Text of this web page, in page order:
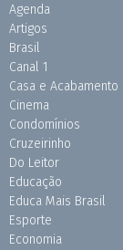
Agenda
Artigos
Brasil
Canal 1
Casa e Acabamento
Cinema
Condomínios
Cruzeirinho
Do Leitor
Educação
Educa Mais Brasil
Esporte
Economia